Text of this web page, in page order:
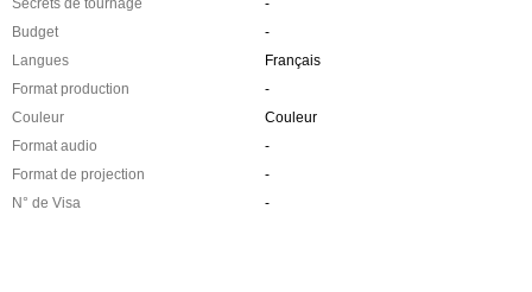
Secrets de tournage
-
Budget
-
Langues
Français
Format production
-
Couleur
Couleur
Format audio
-
Format de projection
-
N° de Visa
-